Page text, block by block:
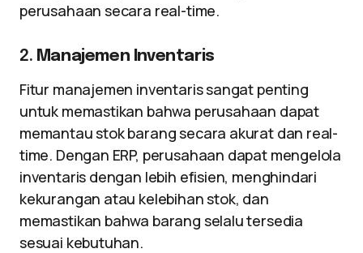
perusahaan secara real-time.
2. Manajemen Inventaris
Fitur manajemen inventaris sangat penting
untuk memastikan bahwa perusahaan dapat
memantau stok barang secara akurat dan real-
time. Dengan ERP, perusahaan dapat mengelola
inventaris dengan lebih efisien, menghindari
kekurangan atau kelebihan stok, dan
memastikan bahwa barang selalu tersedia
sesuai kebutuhan.